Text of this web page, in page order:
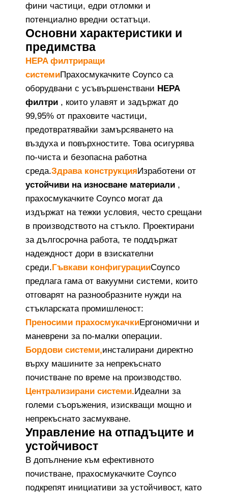
фини частици, едри отломки и
потенциално вредни остатъци.
Основни характеристики и
предимства
HEPA филтриращи
системиПрахосмукачките Coynco са
оборудвани с усъвършенствани HEPA
филтри , които улавят и задържат до
99,95% от праховите частици,
предотвратявайки замърсяването на
въздуха и повърхностите. Това осигурява
по-чиста и безопасна работна
среда.Здрава конструкцияИзработени от
устойчиви на износване материали ,
прахосмукачките Coynco могат да
издържат на тежки условия, често срещани
в производството на стъкло. Проектирани
за дългосрочна работа, те поддържат
надеждност дори в взискателни
среди.Гъвкави конфигурацииCoynco
предлага гама от вакуумни системи, които
отговарят на разнообразните нужди на
стъкларската промишленост:
Преносими прахосмукачкиЕргономични и
маневрени за по-малки операции.
Бордови системи,инсталирани директно
върху машините за непрекъснато
почистване по време на производство.
Централизирани системи.Идеални за
големи съоръжения, изискващи мощно и
непрекъснато засмукване.
Управление на отпадъците и
устойчивост
В допълнение към ефективното
почистване, прахосмукачките Coynco
подкрепят инициативи за устойчивост, като